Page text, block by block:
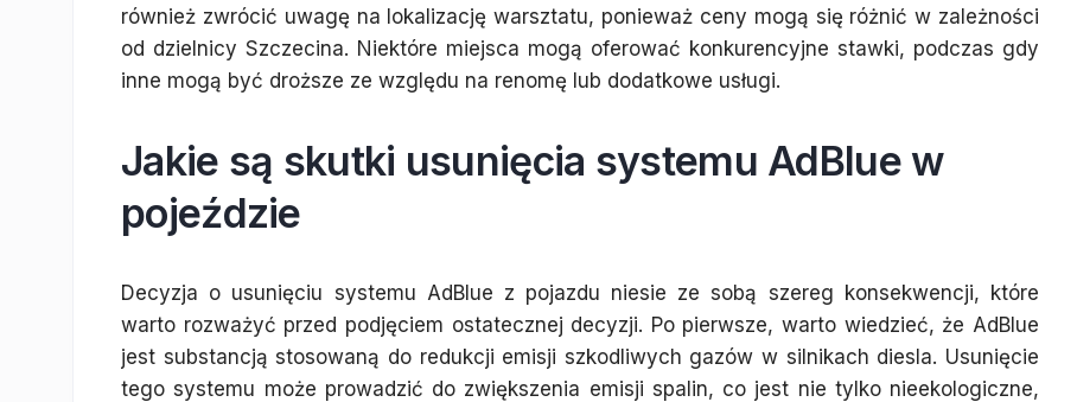
również zwrócić uwagę na lokalizację warsztatu, ponieważ ceny mogą się różnić w zależności
od dzielnicy Szczecina. Niektóre miejsca mogą oferować konkurencyjne stawki, podczas gdy
inne mogą być droższe ze względu na renomę lub dodatkowe usługi.
Jakie są skutki usunięcia systemu AdBlue w
pojeździe
Decyzja o usunięciu systemu AdBlue z pojazdu niesie ze sobą szereg konsekwencji, które
warto rozważyć przed podjęciem ostatecznej decyzji. Po pierwsze, warto wiedzieć, że AdBlue
jest substancją stosowaną do redukcji emisji szkodliwych gazów w silnikach diesla. Usunięcie
tego systemu może prowadzić do zwiększenia emisji spalin, co jest nie tylko nieekologiczne,